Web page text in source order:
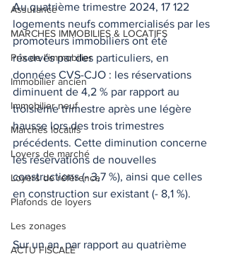
Assurance
MARCHES IMMOBILIES & LOCATIFS
Prix de l'immobilier
Immobilier ancien
Immobilier neuf
Marchés locatifs
Loyers de marché
Loyers de référence
Plafonds de loyers
Les zonages
ACTU FISCALE
Au quatrième trimestre 2024, 17 122
logements neufs commercialisés par les
promoteurs immobiliers ont été
réservés par des particuliers, en
données CVS-CJO : les réservations
diminuent de 4,2 % par rapport au
troisième trimestre après une légère
hausse lors des trois trimestres
précédents. Cette diminution concerne
les réservations de nouvelles
constructions (- 3,7 %), ainsi que celles
en construction sur existant (- 8,1 %).
Sur un an, par rapport au quatrième